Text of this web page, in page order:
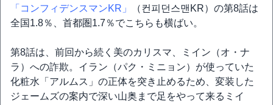
「コンフィデンスマンKR」
（컨피던스맨KR）の第8話は
全国1.8％、首都圏1.7％でこちらも横ばい。
第8話は、前回から続く美のカリスマ、ミイン（オ・ナ
ラ）への詐欺。イラン（パク・ミニョン）が使っていた
化粧水「アルムス」の正体を突き止めるため、変装した
ジェームズの案内で深い山奥まで足をやって来るミイ